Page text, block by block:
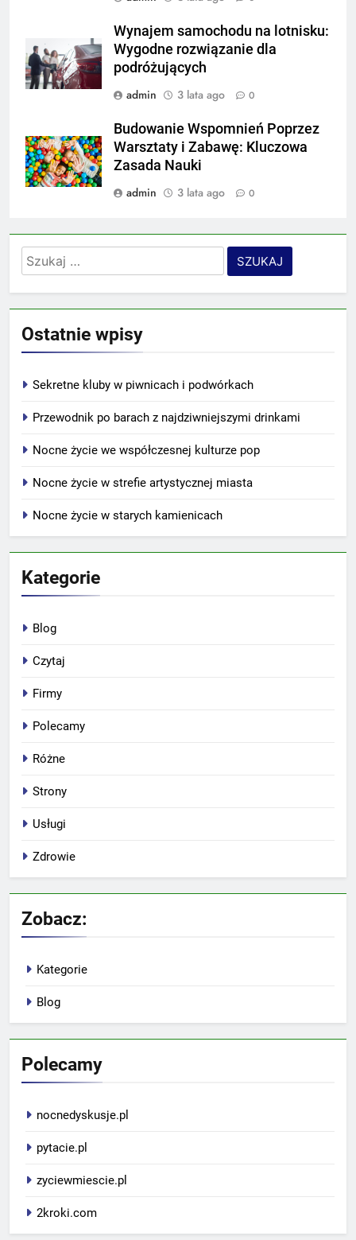
Wynajem samochodu na lotnisku:
Wygodne rozwiązanie dla
podróżujących
admin
3 lata ago 0
Budowanie Wspomnień Poprzez
Warsztaty i Zabawę: Kluczowa
Zasada Nauki
admin
3 lata ago 0
Szukaj:
Ostatnie wpisy
Sekretne kluby w piwnicach i podwórkach
Przewodnik po barach z najdziwniejszymi drinkami
Nocne życie we współczesnej kulturze pop
Nocne życie w strefie artystycznej miasta
Nocne życie w starych kamienicach
Kategorie
Blog
Czytaj
Firmy
Polecamy
Różne
Strony
Usługi
Zdrowie
Zobacz:
Kategorie
Blog
Polecamy
nocnedyskusje.pl
pytacie.pl
zyciewmiescie.pl
2kroki.com